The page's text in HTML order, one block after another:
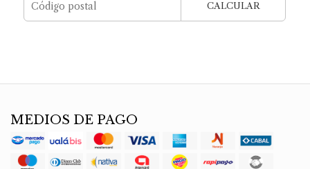
CALCULAR
MEDIOS DE PAGO